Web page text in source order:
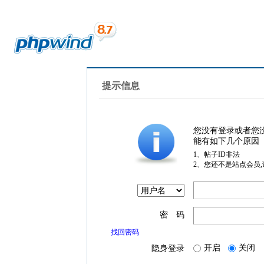
提示信息
您没有登录或者您
能有如下几个原因
1、帖子ID非法
2、您还不是站点会员
密 码
找回密码
隐身登录 开启 关闭